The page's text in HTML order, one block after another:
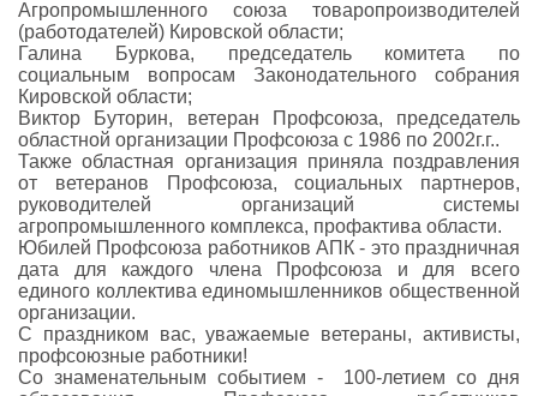
Агропромышленного союза товаропроизводителей
(работодателей) Кировской области;
Галина Буркова, председатель комитета по
социальным вопросам Законодательного собрания
Кировской области;
Виктор Буторин, ветеран Профсоюза, председатель
областной организации Профсоюза с 1986 по 2002г.г..
Также областная организация приняла поздравления
от ветеранов Профсоюза, социальных партнеров,
руководителей организаций системы
агропромышленного комплекса, профактива области.
Юбилей Профсоюза работников АПК - это праздничная
дата для каждого члена Профсоюза и для всего
единого коллектива единомышленников общественной
организации.
С праздником вас, уважаемые ветераны, активисты,
профсоюзные работники!
Со знаменательным событием - 100-летием со дня